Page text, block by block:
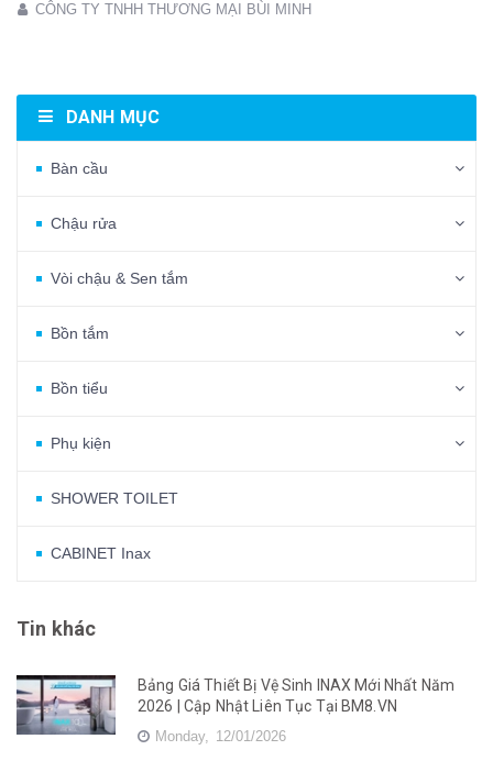
CÔNG TY TNHH THƯƠNG MẠI BÙI MINH
DANH MỤC
Bàn cầu
Chậu rửa
Vòi chậu & Sen tắm
Bồn tắm
Bồn tiểu
Phụ kiện
SHOWER TOILET
CABINET Inax
Tin khác
Bảng Giá Thiết Bị Vệ Sinh INAX Mới Nhất Năm
2026 | Cập Nhật Liên Tục Tại BM8.VN
Monday, 12/01/2026